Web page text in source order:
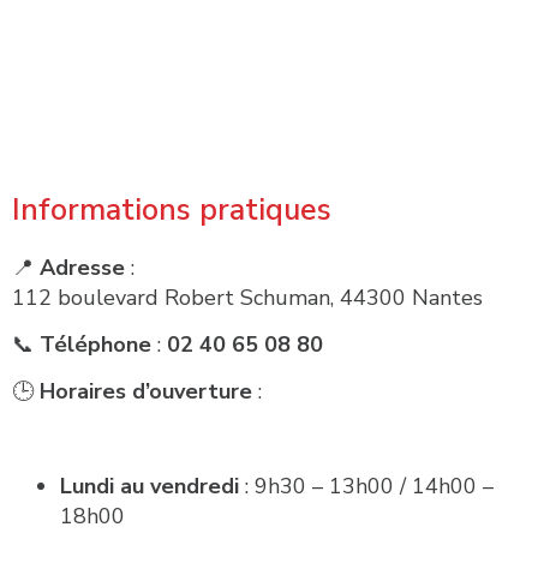
Informations pratiques
📍 Adresse :
112 boulevard Robert Schuman, 44300 Nantes
📞 Téléphone : 02 40 65 08 80
🕒 Horaires d’ouverture :
Lundi au vendredi : 9h30 – 13h00 / 14h00 –
18h00